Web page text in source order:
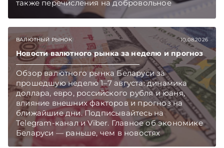
также перечисления на добровольное
медицинское страхование.
ВАЛЮТНЫЙ РЫНОК 10.08.2026
Новости валютного рынка за неделю и прогноз
Обзор валютного рынка Беларуси за
прошедшую неделю 1–7 августа: динамика
доллара, евро, российского рубля и юаня,
влияние внешних факторов и прогноз на
ближайшие дни. Подписывайтесь на
Telegram‑канал и Viber. Главное об экономике
Беларуси — раньше, чем в новостях
TelegramViber